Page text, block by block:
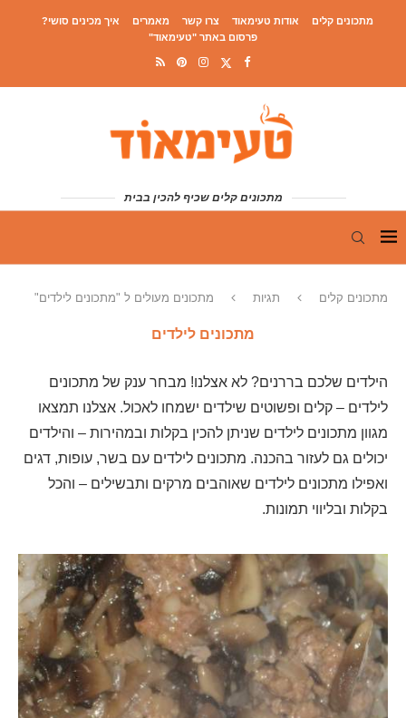
מתכונים קלים אודות טעימאוד צרו קשר מאמרים
איך מכינים סושי?
פרסום באתר "טעימאוד"
מתכונים קלים שכיף להכין בבית
מתכונים קלים תגיות מתכונים מעולים ל "מתכונים לילדים"
מתכונים לילדים
הילדים שלכם בררנים? לא אצלנו! מבחר ענק של מתכונים
לילדים – קלים ופשוטים שילדים ישמחו לאכול. אצלנו תמצאו
מגוון מתכונים לילדים שניתן להכין בקלות ובמהירות – והילדים
יכולים גם לעזור בהכנה. מתכונים לילדים עם בשר, עופות, דגים
ואפילו מתכונים לילדים שאוהבים מרקים ותבשילים – והכל
בקלות ובליווי תמונות.